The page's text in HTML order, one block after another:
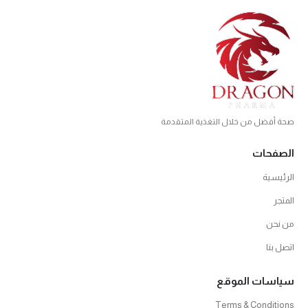
صحة أفضل من خلال التغذية المتقدمة
الصفحات
الرئيسية
المتجر
من نحن
اتصل بنا
سياسات الموقع
Terms & Conditions